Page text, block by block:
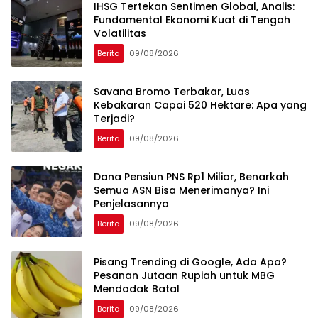
IHSG Tertekan Sentimen Global, Analis:
Fundamental Ekonomi Kuat di Tengah
Volatilitas
Berita 09/08/2026
Savana Bromo Terbakar, Luas
Kebakaran Capai 520 Hektare: Apa yang
Terjadi?
Berita 09/08/2026
Dana Pensiun PNS Rp1 Miliar, Benarkah
Semua ASN Bisa Menerimanya? Ini
Penjelasannya
Berita 09/08/2026
Pisang Trending di Google, Ada Apa?
Pesanan Jutaan Rupiah untuk MBG
Mendadak Batal
Berita 09/08/2026